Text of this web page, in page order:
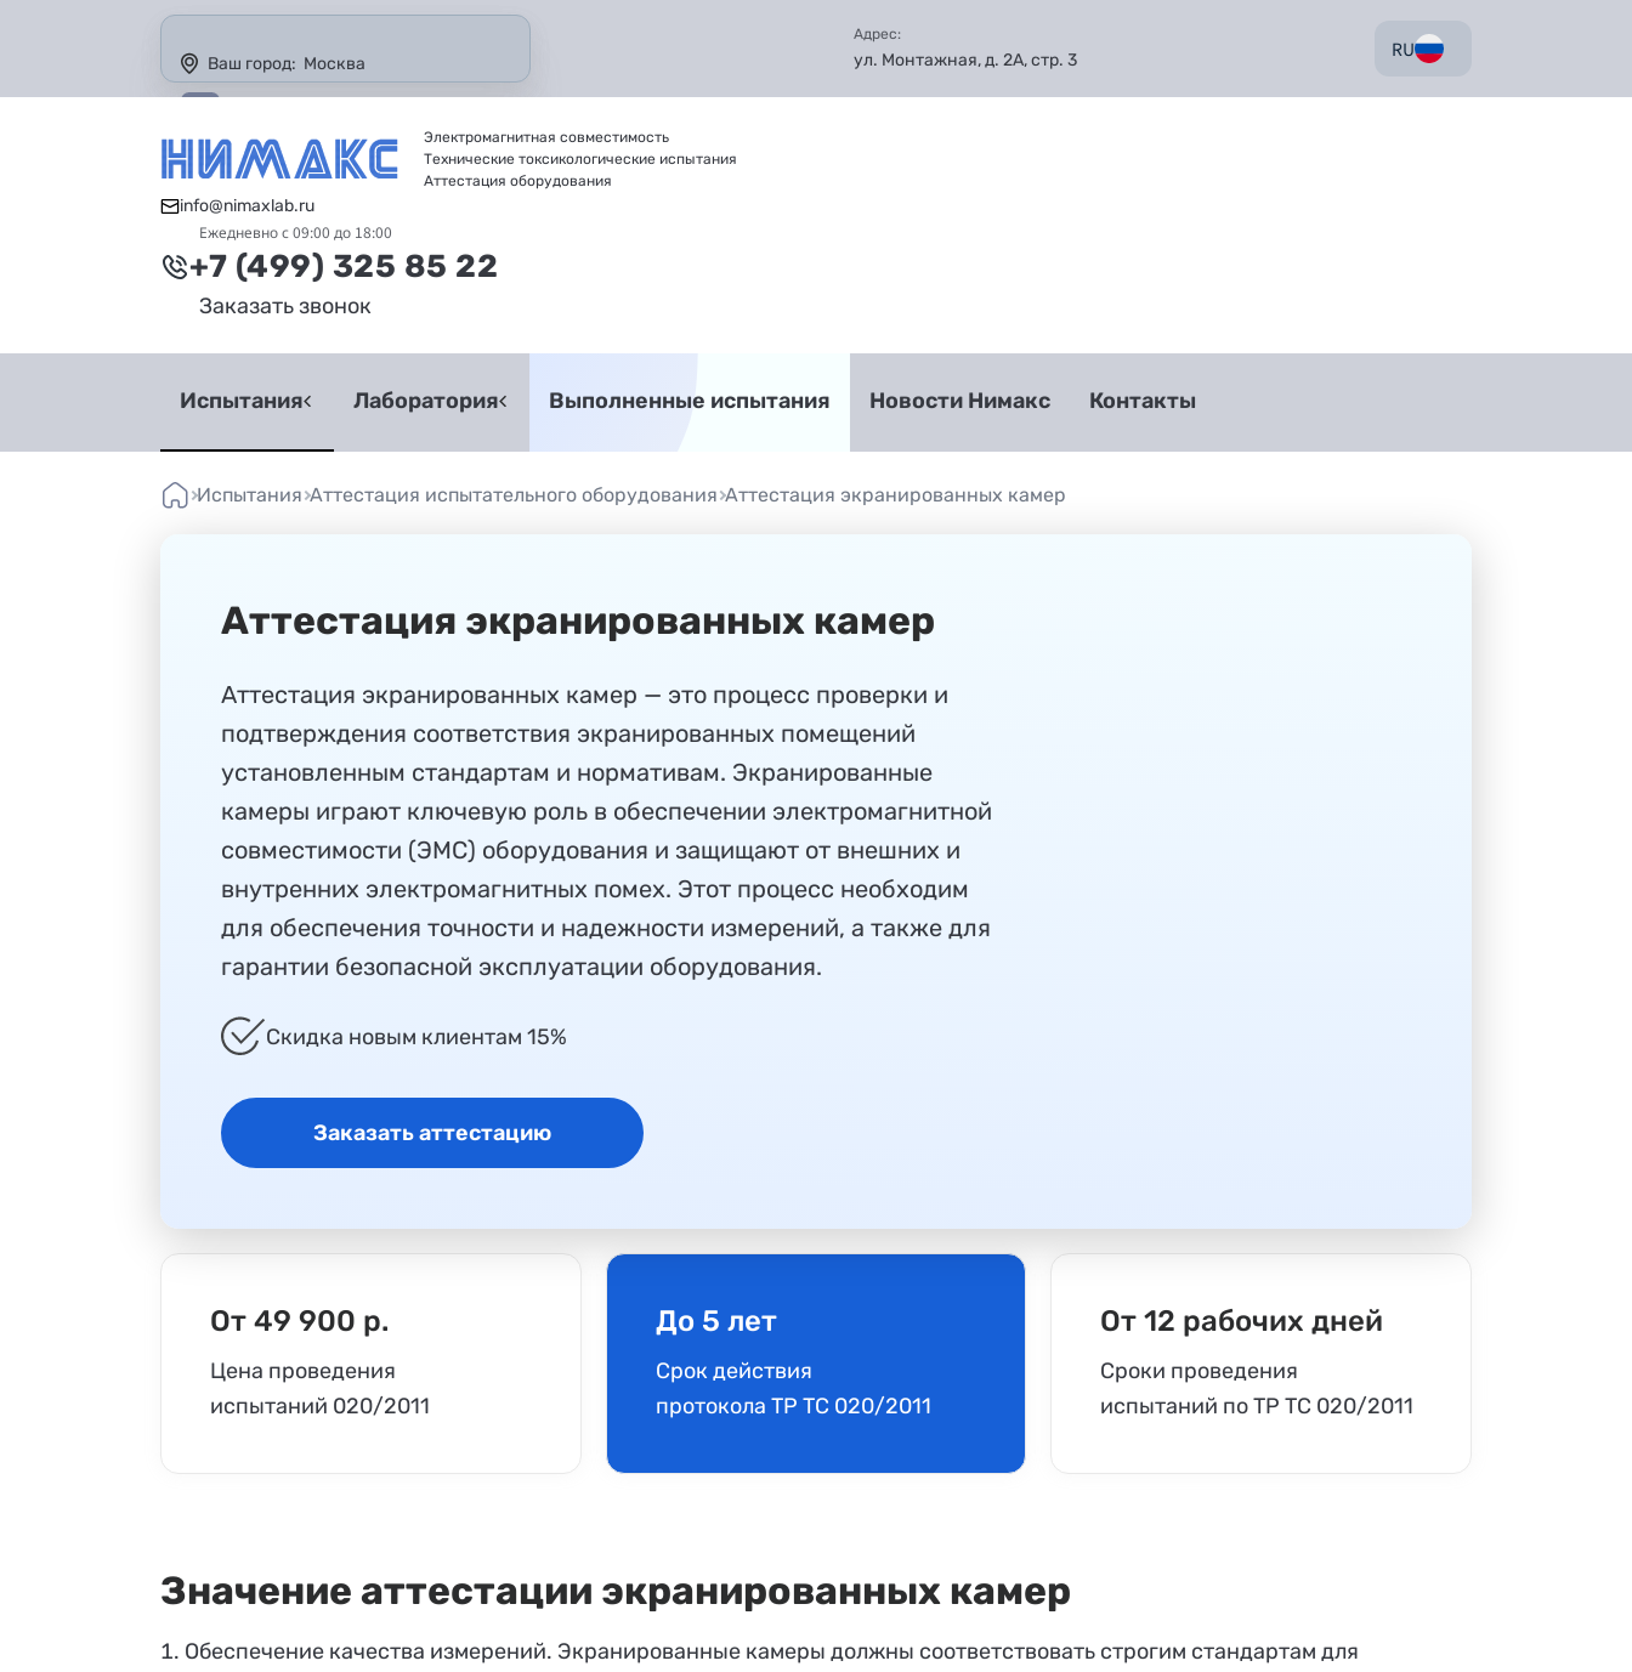
Ваш город: Москва
Адрес:
ул. Монтажная, д. 2А, стр. 3 RU
Электромагнитная совместимость
Технические токсикологические испытания
Аттестация оборудования
info@nimaxlab.ru
Ежедневно с 09:00 до 18:00
+7 (499) 325 85 22
Заказать звонок
Испытания Лаборатория Выполненные испытания Новости Нимакс Контакты
Испытания Аттестация испытательного оборудования Аттестация экранированных камер
Аттестация экранированных камер
Аттестация экранированных камер — это процесс проверки и
подтверждения соответствия экранированных помещений
установленным стандартам и нормативам. Экранированные
камеры играют ключевую роль в обеспечении электромагнитной
совместимости (ЭМС) оборудования и защищают от внешних и
внутренних электромагнитных помех. Этот процесс необходим
для обеспечения точности и надежности измерений, а также для
гарантии безопасной эксплуатации оборудования.
Скидка новым клиентам 15%
Заказать аттестацию
От 49 900 р.
Цена проведения
испытаний 020/2011
До 5 лет
Срок действия
протокола ТР ТС 020/2011
От 12 рабочих дней
Сроки проведения
испытаний по ТР ТС 020/2011
Значение аттестации экранированных камер
Обеспечение качества измерений. Экранированные камеры должны соответствовать строгим стандартам для